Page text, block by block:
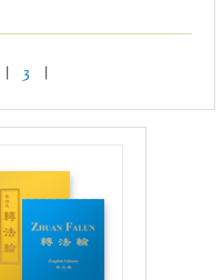
| 3 |